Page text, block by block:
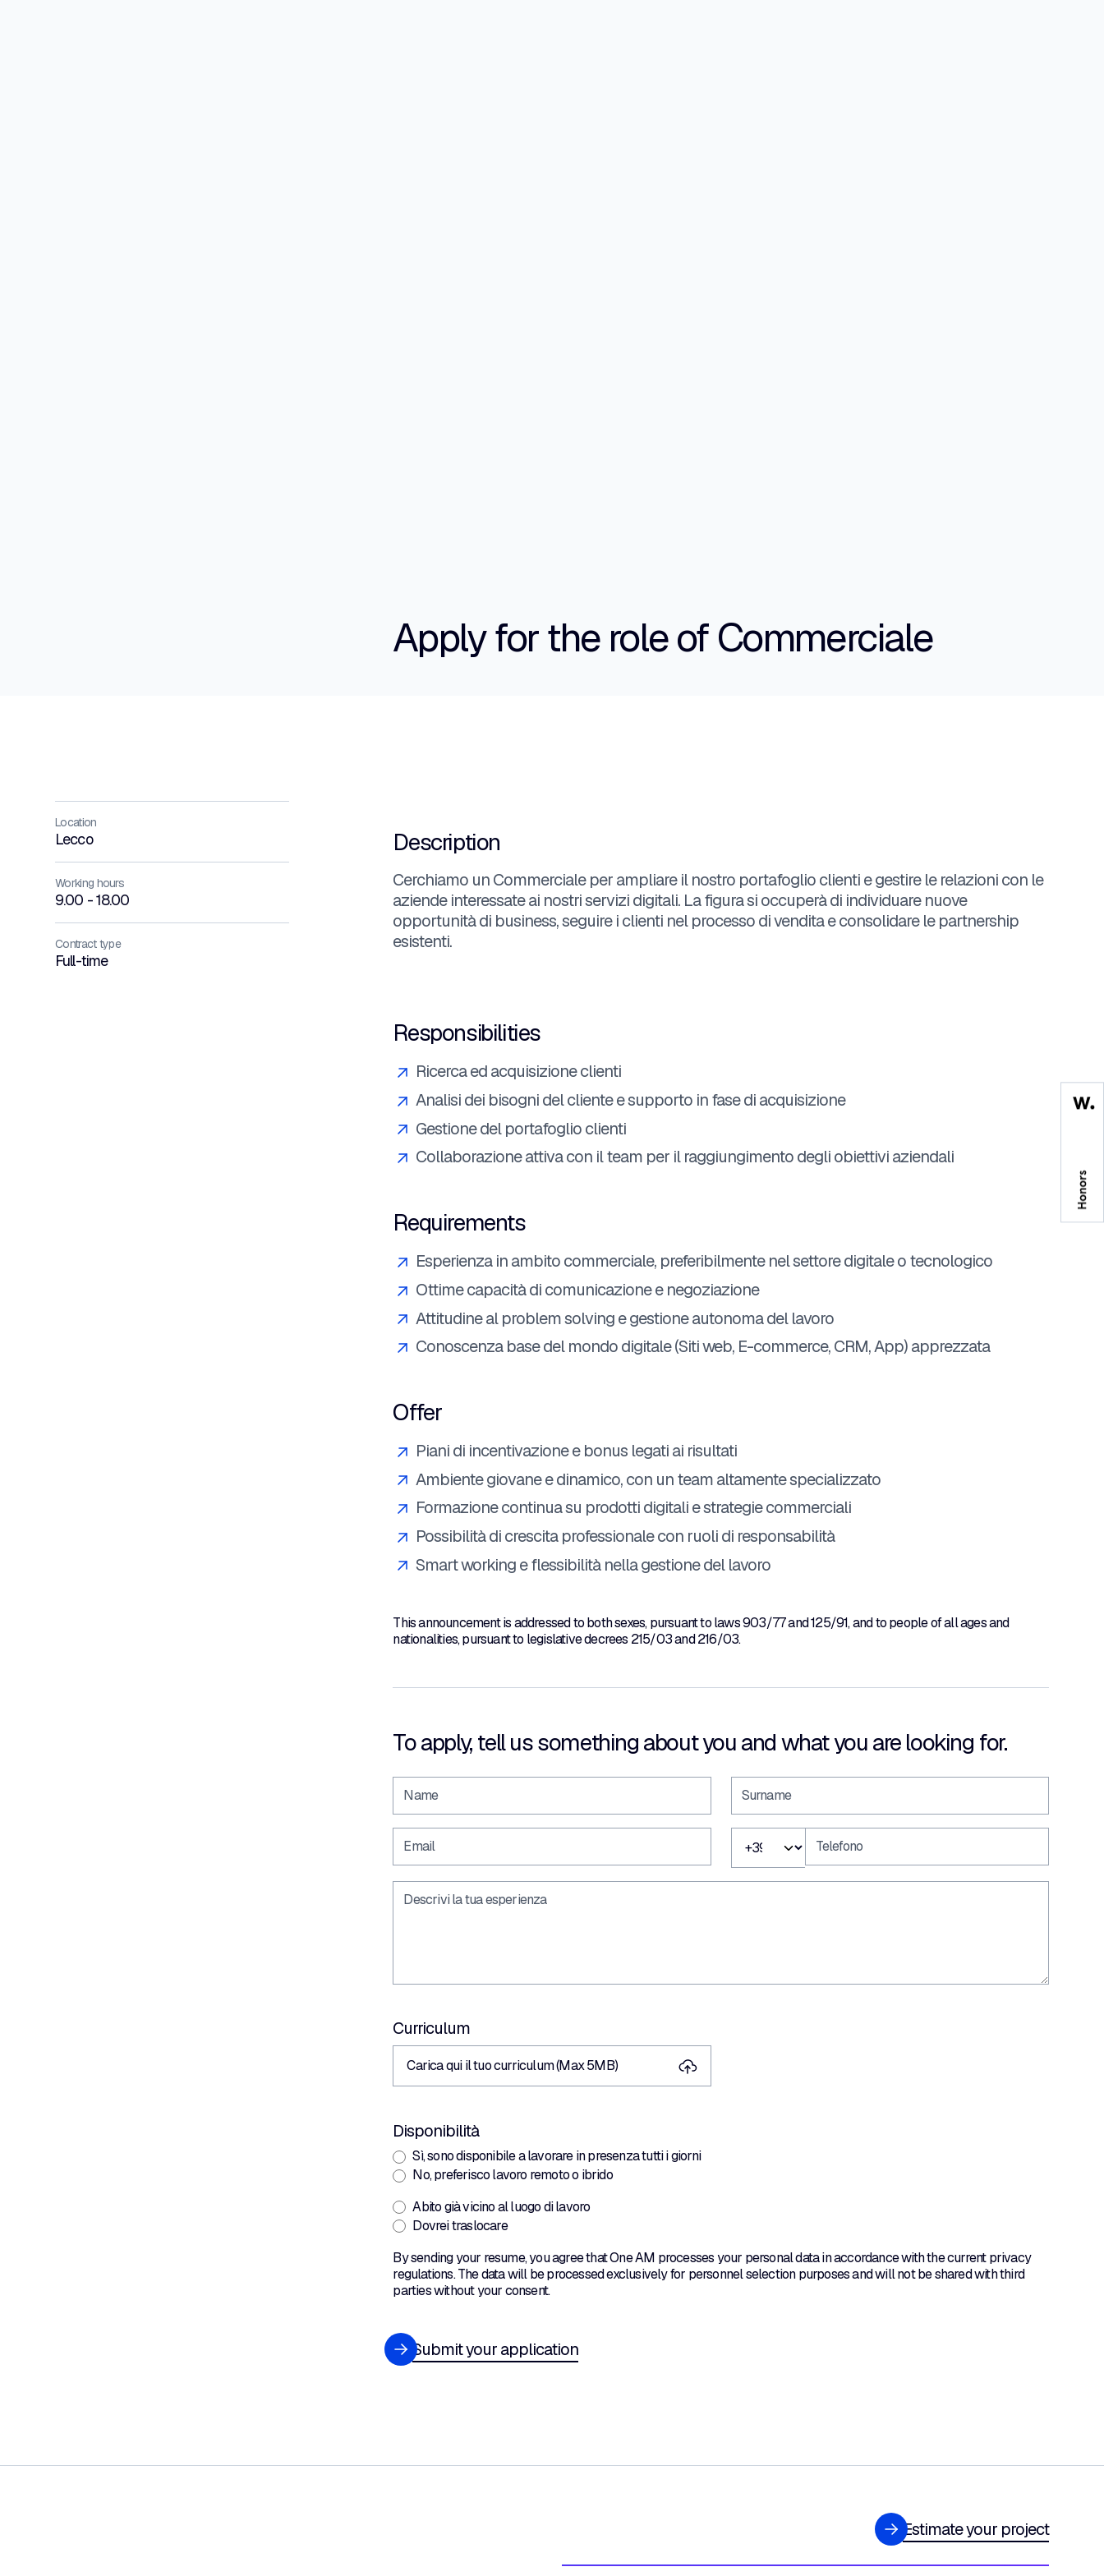
Apply for the role of Commerciale
Location
Lecco
Working hours
9.00 - 18.00
Contract type
Full-time
Description
Cerchiamo un Commerciale per ampliare il nostro portafoglio clienti e gestire le relazioni con le
aziende interessate ai nostri servizi digitali. La figura si occuperà di individuare nuove
opportunità di business, seguire i clienti nel processo di vendita e consolidare le partnership
esistenti.
Responsibilities
Ricerca ed acquisizione clienti
Analisi dei bisogni del cliente e supporto in fase di acquisizione
Gestione del portafoglio clienti
Collaborazione attiva con il team per il raggiungimento degli obiettivi aziendali
Requirements
Esperienza in ambito commerciale, preferibilmente nel settore digitale o tecnologico
Ottime capacità di comunicazione e negoziazione
Attitudine al problem solving e gestione autonoma del lavoro
Conoscenza base del mondo digitale (Siti web, E-commerce, CRM, App) apprezzata
Offer
Piani di incentivazione e bonus legati ai risultati
Ambiente giovane e dinamico, con un team altamente specializzato
Formazione continua su prodotti digitali e strategie commerciali
Possibilità di crescita professionale con ruoli di responsabilità
Smart working e flessibilità nella gestione del lavoro
This announcement is addressed to both sexes, pursuant to laws 903/77 and 125/91, and to people of all ages and
nationalities, pursuant to legislative decrees 215/03 and 216/03.
To apply, tell us something about you and what you are looking for.
Curriculum
Carica qui il tuo curriculum (Max 5MB)
Disponibilità
Sì, sono disponibile a lavorare in presenza tutti i giorni
No, preferisco lavoro remoto o ibrido
Abito già vicino al luogo di lavoro
Dovrei traslocare
By sending your resume, you agree that One AM processes your personal data in accordance with the current privacy
regulations. The data will be processed exclusively for personnel selection purposes and will not be shared with third
parties without your consent.
Submit your application
Estimate your project